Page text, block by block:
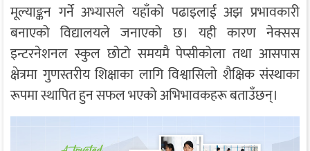
मूल्याङ्कन गर्ने अभ्यासले यहाँको पढाइलाई अझ प्रभावकारी
बनाएको विद्यालयले जनाएको छ। यही कारणनेक्सस
इन्टरनेशनल स्कुलछोटो समयमै पेप्सीकोला तथा आसपास
क्षेत्रमा गुणस्तरीय शिक्षाका लागि विश्वासिलो शैक्षिक संस्थाका
रूपमा स्थापित हुन सफल भएको अभिभावकहरू बताउँछन्।